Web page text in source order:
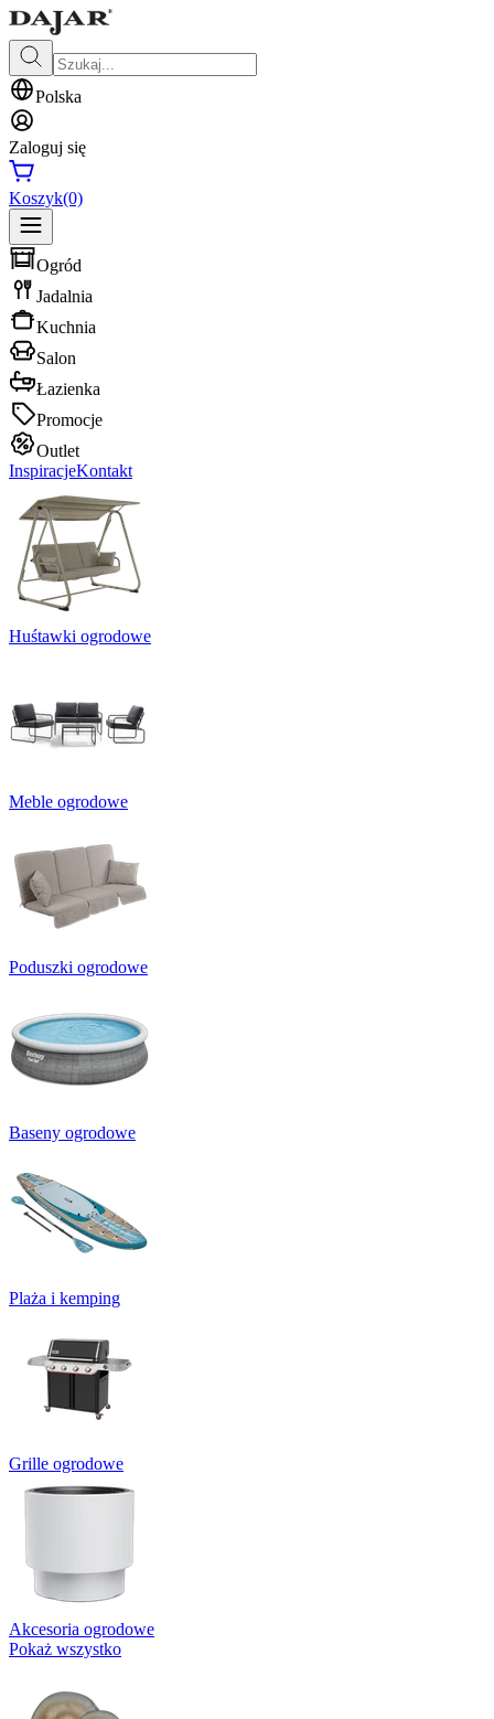
Polska
Zaloguj się
Koszyk(0)
Ogród
Jadalnia
Kuchnia
Salon
Łazienka
Promocje
Outlet
InspiracjeKontakt
Huśtawki ogrodowe
Meble ogrodowe
Poduszki ogrodowe
Baseny ogrodowe
Plaża i kemping
Grille ogrodowe
Akcesoria ogrodowe
Pokaż wszystko